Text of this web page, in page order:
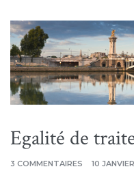
Egalité de
3 COMMENTAIRES
SUR
10